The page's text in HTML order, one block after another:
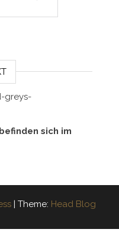
greys-
sich im
| Theme: Head Blog